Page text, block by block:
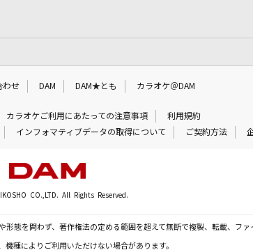
わせ DAM DAM★とも カラオケ＠DAM
カラオケご利用にあたっての注意事項
利用規約
インフォマティブデータの取得について ご契約方法
CO.,LTD. All Rights Reserved.
態を問わず、著作権法の定める範囲を超えて無断で複製、転載、ファ
機種によりご利用いただけない場合があります。